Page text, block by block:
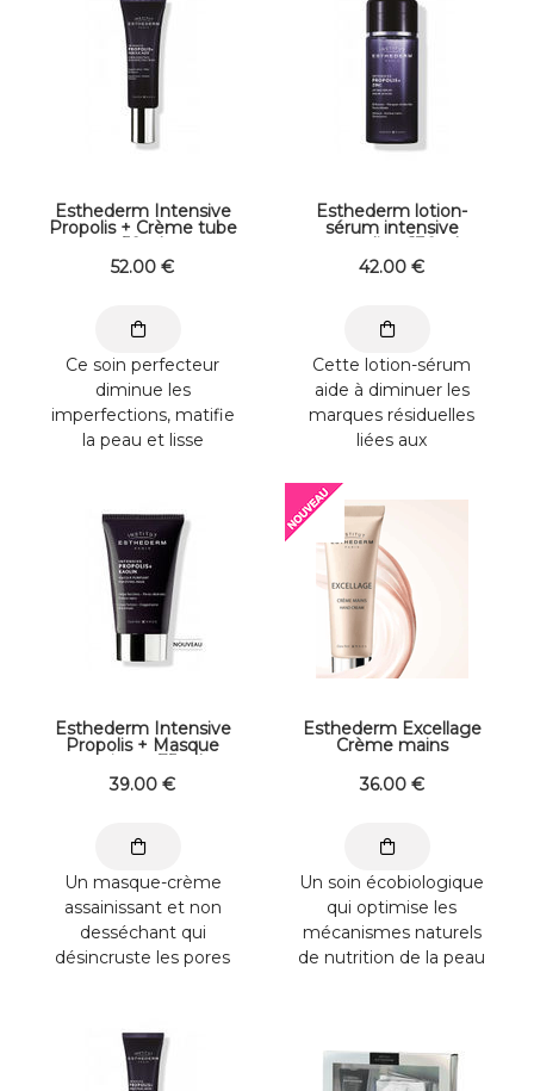
Esthederm Intensive
Propolis + Crème tube
50ml
52.00 €
Ce soin perfecteur
diminue les
imperfections, matifie
la peau et lisse
sublime ...
Esthederm lotion-
sérum intensive
propolis + 130ml
42.00 €
Cette lotion-sérum
aide à diminuer les
marques résiduelles
liées aux
la peau et resserre ...
Esthederm Intensive
Propolis + Masque
purifiant 75 ml
39.00 €
Un masque-crème
assainissant et non
desséchant qui
désincruste les pores
Esthederm Excellage
Crème mains
36.00 €
Un soin écobiologique
qui optimise les
mécanismes naturels
de nutrition de la peau